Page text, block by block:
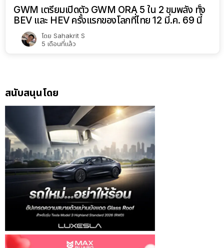
GWM เตรียมเปิดตัว GWM ORA 5 ใน 2 ขุมพลัง ทั้ง
BEV และ HEV ครั้งแรกของโลกที่ไทย 12 มี.ค. 69 นี้
โดย Sahakrit S
5 เดือนที่แล้ว
สนับสนุนโดย